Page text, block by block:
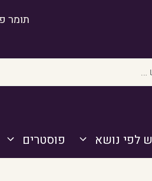
תומר
לפי נושא פוסטרים